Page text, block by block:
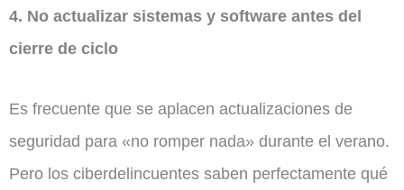
4. No actualizar sistemas y software antes del
cierre de ciclo
Es frecuente que se aplacen actualizaciones de
seguridad para «no romper nada» durante el verano.
Pero los ciberdelincuentes saben perfectamente qué